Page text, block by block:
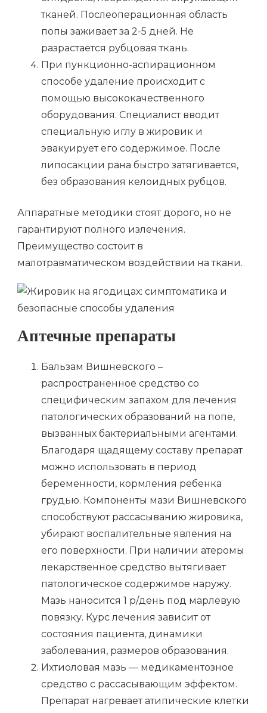
тканей. Послеоперационная область
попы заживает за 2-5 дней. Не
разрастается рубцовая ткань.
При пункционно-аспирационном
способе удаление происходит с
помощью высококачественного
оборудования. Специалист вводит
специальную иглу в жировик и
эвакуирует его содержимое. После
липосакции рана быстро затягивается,
без образования келоидных рубцов.
Аппаратные методики стоят дорого, но не
гарантируют полного излечения.
Преимущество состоит в
малотравматическом воздействии на ткани.
Аптечные препараты
Бальзам Вишневского –
распространенное средство со
специфическим запахом для лечения
патологических образований на попе,
вызванных бактериальными агентами.
Благодаря щадящему составу препарат
можно использовать в период
беременности, кормления ребенка
грудью. Компоненты мази Вишневского
способствуют рассасыванию жировика,
убирают воспалительные явления на
его поверхности. При наличии атеромы
лекарственное средство вытягивает
патологическое содержимое наружу.
Мазь наносится 1 р/день под марлевую
повязку. Курс лечения зависит от
состояния пациента, динамики
заболевания, размеров образования.
Ихтиоловая мазь — медикаментозное
средство с рассасывающим эффектом.
Препарат нагревает атипические клетки